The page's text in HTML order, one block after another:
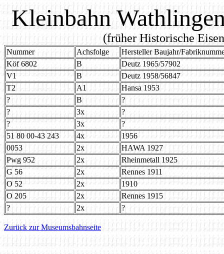
Kleinbahn
(früher Historische
Nummer Achsfolge
Hersteller Baujahr/
Köf 6802
B
Deutz 1965/57902
V1
B
Deutz 1958/56847
T2
A1
Hansa 1953
?
B
?
?
3x
?
?
3x
?
51 80 00-43 243
4x
1956
0053
2x
HAWA 1927
Pwg 952
2x
Rheinmetall 1925
G 56
2x
Rennes 1911
O 52
2x
1910
O 205
2x
Rennes 1915
?
2x ?
Zurück zur Museumsbahnseite